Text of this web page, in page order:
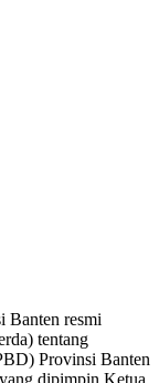
resmi
tentang
Provinsi Banten